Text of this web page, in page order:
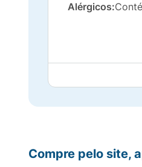
Alérgicos:
Compre pelo site,